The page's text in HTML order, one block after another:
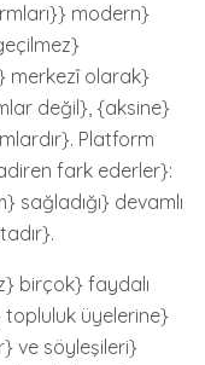
modern}
merkezî olarak}
değil}, {aksine}
Platform
fark ederler}:
devamlı
birçok} faydalı
topluluk üyelerine}
ve söyleşileri}